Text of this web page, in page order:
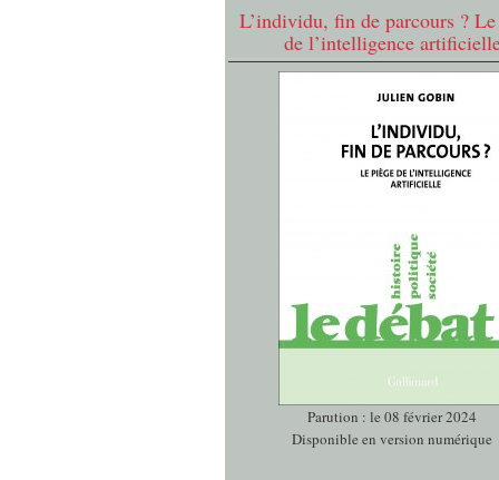
L’individu, fin de parcours ?
de l’intelligence
Parution : le 08 février 2024
Disponible en version numérique